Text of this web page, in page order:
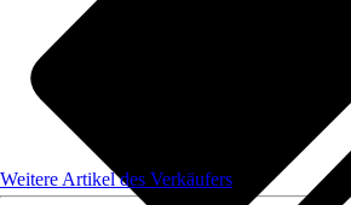
Weitere Artikel des Verkäufers